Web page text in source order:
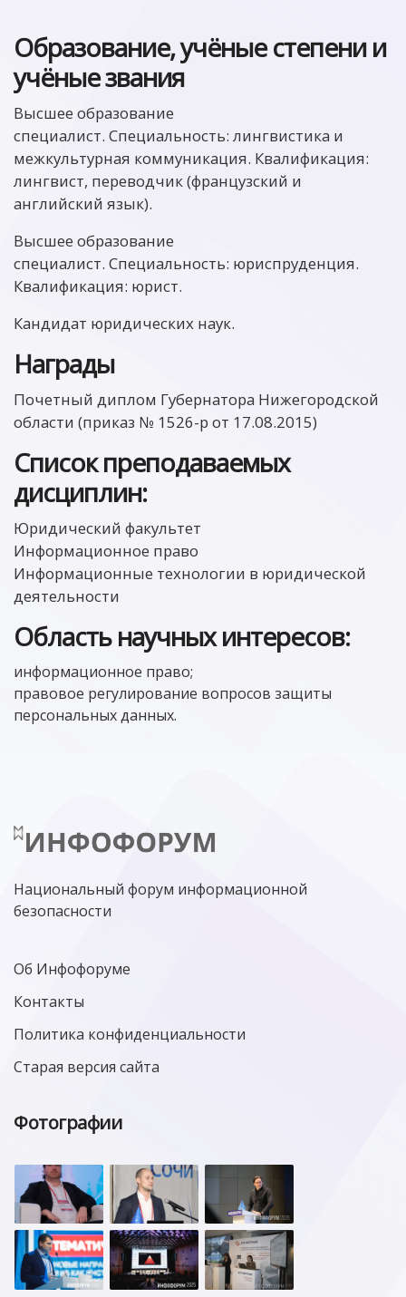
Образование, учёные степени и
учёные звания
Высшее образование
специалист. Специальность: лингвистика и
межкультурная коммуникация. Квалификация:
лингвист, переводчик (французский и
английский язык).
Высшее образование
специалист. Специальность: юриспруденция.
Квалификация: юрист.
Кандидат юридических наук.
Награды
Почетный диплом Губернатора Нижегородской
области (приказ № 1526-р от 17.08.2015)
Список преподаваемых
дисциплин:
Юридический факультет
Информационное право
Информационные технологии в юридической
деятельности
Область научных интересов:
информационное право;
правовое регулирование вопросов защиты
персональных данных.
Национальный форум информационной
безопасности
Об Инфофоруме
Контакты
Политика конфиденциальности
Старая версия сайта
Фотографии